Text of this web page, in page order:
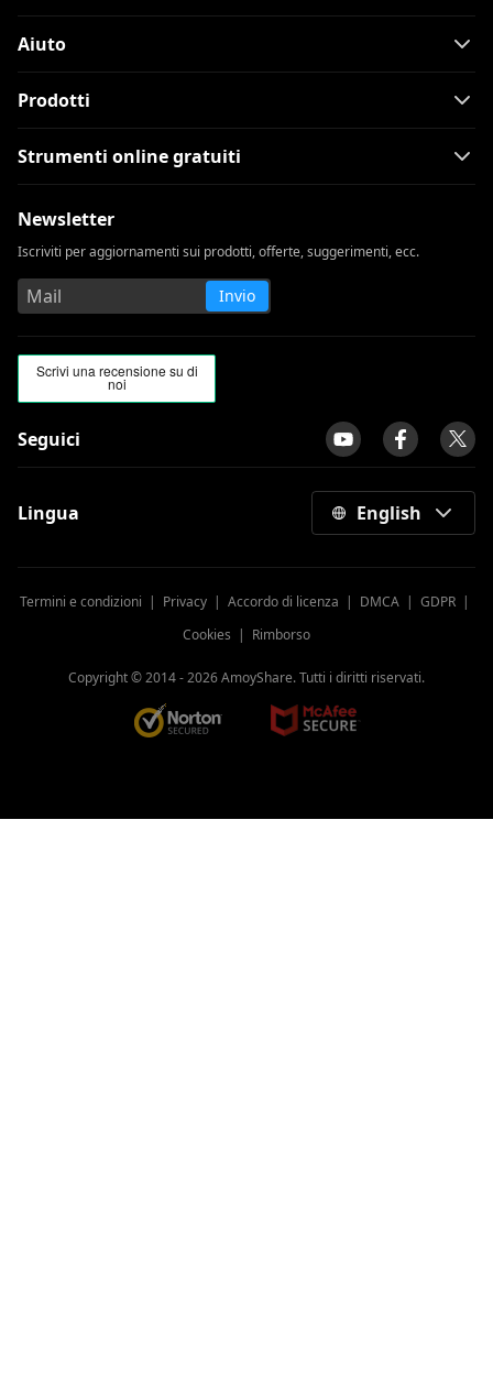
Aiuto
Prodotti
Strumenti online gratuiti
Newsletter
Iscriviti per aggiornamenti sui prodotti, offerte, suggerimenti, ecc.
Invio
Seguici
Lingua English
Termini e condizioni | Privacy | Accordo di licenza | DMCA | GDPR |
Cookies | Rimborso
Copyright © 2014 -2026AmoyShare. Tutti i diritti riservati.